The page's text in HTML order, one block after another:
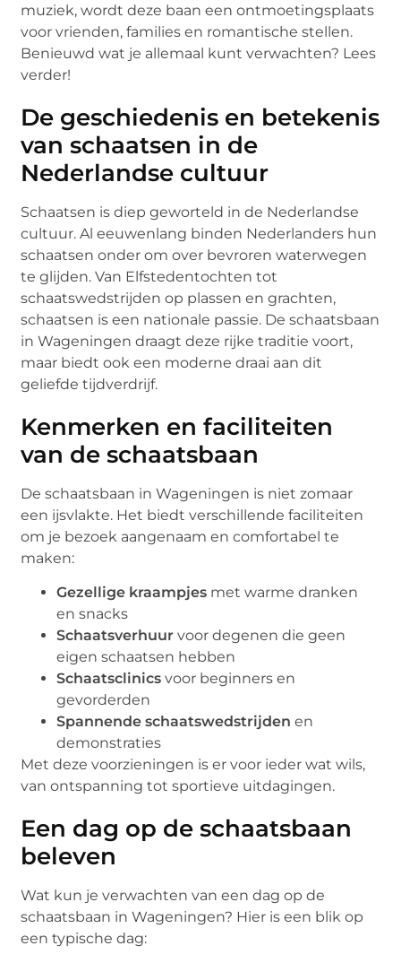
muziek, wordt deze baan een ontmoetingsplaats
voor vrienden, families en romantische stellen.
Benieuwd wat je allemaal kunt verwachten? Lees
verder!
De geschiedenis en betekenis
van schaatsen in de
Nederlandse cultuur
Schaatsen is diep geworteld in de Nederlandse
cultuur. Al eeuwenlang binden Nederlanders hun
schaatsen onder om over bevroren waterwegen
te glijden. Van Elfstedentochten tot
schaatswedstrijden op plassen en grachten,
schaatsen is een nationale passie. De schaatsbaan
in Wageningen draagt deze rijke traditie voort,
maar biedt ook een moderne draai aan dit
geliefde tijdverdrijf.
Kenmerken en faciliteiten
van de schaatsbaan
De schaatsbaan in Wageningen is niet zomaar
een ijsvlakte. Het biedt verschillende faciliteiten
om je bezoek aangenaam en comfortabel te
maken:
Gezellige kraampjes met warme dranken
en snacks
Schaatsverhuur voor degenen die geen
eigen schaatsen hebben
Schaatsclinics voor beginners en
gevorderden
Spannende schaatswedstrijden en
demonstraties
Met deze voorzieningen is er voor ieder wat wils,
van ontspanning tot sportieve uitdagingen.
Een dag op de schaatsbaan
beleven
Wat kun je verwachten van een dag op de
schaatsbaan in Wageningen? Hier is een blik op
een typische dag: